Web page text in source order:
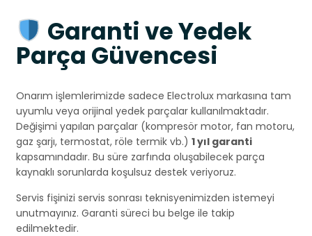
Garanti ve Yedek
Parça Güvencesi
Onarım işlemlerimizde sadece Electrolux markasına tam
uyumlu veya orijinal yedek parçalar kullanılmaktadır.
Değişimi yapılan parçalar (kompresör motor, fan motoru,
gaz şarjı, termostat, röle termik vb.) 1 yıl garanti
kapsamındadır. Bu süre zarfında oluşabilecek parça
kaynaklı sorunlarda koşulsuz destek veriyoruz.
Servis fişinizi servis sonrası teknisyenimizden istemeyi
unutmayınız. Garanti süreci bu belge ile takip
edilmektedir.